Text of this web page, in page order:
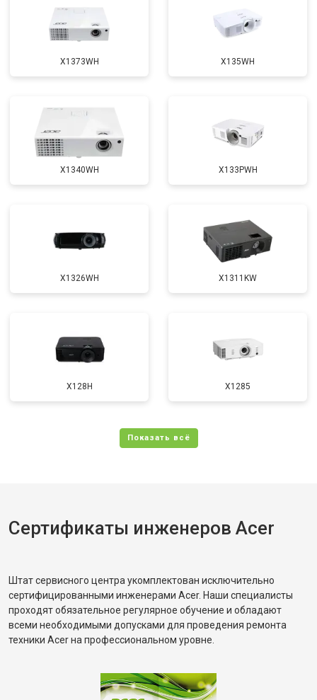
X1373WH X135WH
X1340WH X133PWH
X1326WH X1311KW
X128H X1285
Сертификаты инженеров Acer
Штат сервисного центра укомплектован исключительно
сертифицированными инженерами Acer. Наши специалисты
проходят обязательное регулярное обучение и обладают
всеми необходимыми допусками для проведения ремонта
техники Acer на профессиональном уровне.